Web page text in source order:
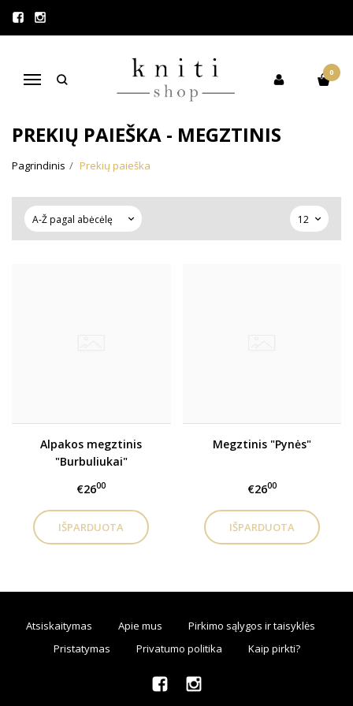
Navigacija
0
ATOSTOGAUJAM!
LAIKOTARPIU 08.07 - 08.22, BUS
IŠSIŲSTI RUGPJŪČIO 23D.
PREKIŲ PAIEŠKA - MEGZTINIS
Pagrindinis Prekių paieška
Alpakos megztinis
"Burbuliukai"
€2600
Megztinis "Pynės"
€2600
Atsiskaitymas Apie mus
Pirkimo sąlygos ir taisyklės
Pristatymas
Privatumo politika Kaip pirkti?